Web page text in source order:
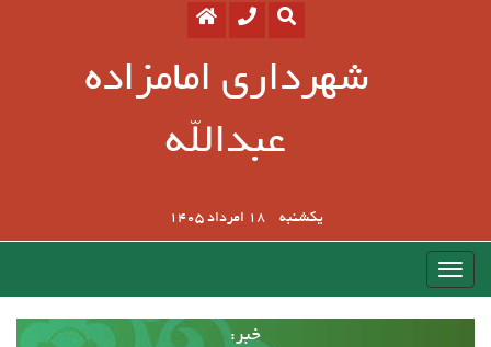
شهرداری امامزاده
عبدالله
یکشنبه 18 امرداد 1405
:خبر